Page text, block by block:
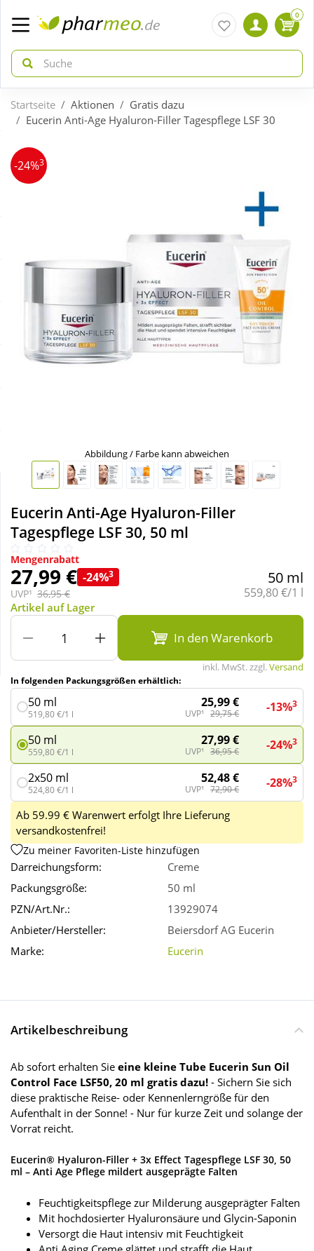
zurück
ÜBERSICHT AKTIONEN
Schnäppchen
Täglich gut versorgt
zurück
ÜBERSICHT KATEGORIEN
Körperpflege & Kosmetik
Liebe & Erotik
Nahrungsergänzung
Sanitätshaus
Sport & Fitness
Wellness
0
Startseite Aktionen
Gratis dazu
Eucerin Anti-Age Hyaluron-Filler Tagespflege LSF 30
-24%3
Abbildung / Farbe kann abweichen
Eucerin Anti-Age Hyaluron-Filler
Tagespflege LSF 30, 50 ml
Mengenrabatt
27,99 € -24%3
UVP¹ 36,95 €
50 ml
Grundpreis:
559,80 €/1 l
Artikel auf Lager
In den Warenkorb
inkl. MwSt. zzgl.Versand
In folgenden Packungsgrößen erhältlich:
50 ml
519,80 €/1 l
25,99 €
UVP¹ 29,75 € -13%3
50 ml
559,80 €/1 l
27,99 €
UVP¹ 36,95 € -24%3
2x50 ml
524,80 €/1 l
52,48 €
UVP¹ 72,90 € -28%3
Ab 59.99 € Warenwert erfolgt Ihre Lieferung
versandkostenfrei!
Zu meiner Favoriten-Liste hinzufügen
Darreichungsform:
Creme
Packungsgröße:
50 ml
PZN/Art.Nr.:
13929074
Anbieter/Hersteller:
Beiersdorf AG Eucerin
Marke:
Eucerin
Artikelbeschreibung
Ab sofort erhalten Sie eine kleine Tube Eucerin Sun Oil
Control Face LSF50, 20 ml gratis dazu! - Sichern Sie sich
diese praktische Reise- oder Kennenlerngröße für den
Aufenthalt in der Sonne! - Nur für kurze Zeit und solange der
Vorrat reicht.
Eucerin® Hyaluron-Filler + 3x Effect Tagespflege LSF 30, 50
ml – Anti Age Pflege mildert ausgeprägte Falten
Feuchtigkeitspflege zur Milderung ausgeprägter Falten
Mit hochdosierter Hyaluronsäure und Glycin-Saponin
Versorgt die Haut intensiv mit Feuchtigkeit